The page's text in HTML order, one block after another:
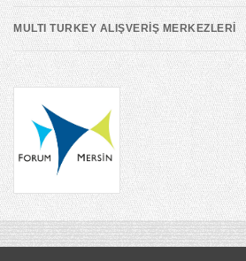
MULTI TURKEY ALIŞVERİŞ MERKEZLERİ